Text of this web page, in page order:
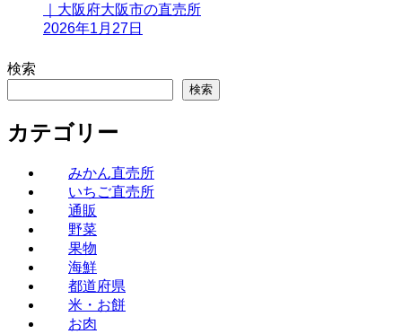
｜大阪府大阪市の直売所
2026年1月27日
検索
検索
カテゴリー
みかん直売所
いちご直売所
通販
野菜
果物
海鮮
都道府県
米・お餅
お肉